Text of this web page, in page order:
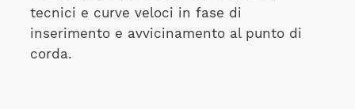
tecnici e curve veloci in fase di
inserimento e avvicinamento al punto di
corda.